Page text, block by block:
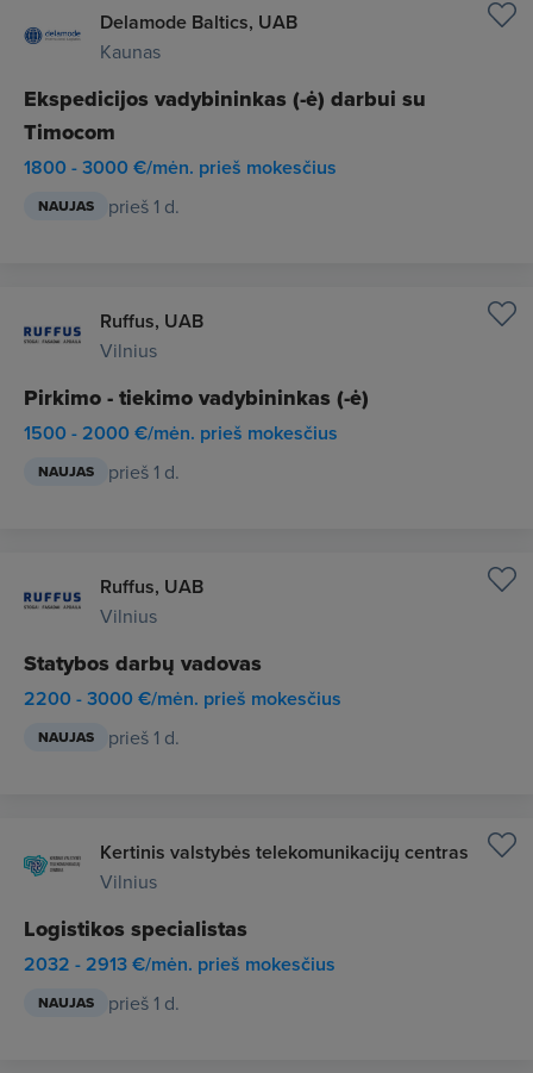
Delamode Baltics, UAB
Kaunas
Ekspedicijos vadybininkas (-ė) darbui su
Timocom
1800 - 3000 €/mėn. prieš mokesčius
NAUJAS prieš 1 d.
Ruffus, UAB
Vilnius
Pirkimo - tiekimo vadybininkas (-ė)
1500 - 2000 €/mėn. prieš mokesčius
NAUJAS prieš 1 d.
Ruffus, UAB
Vilnius
Statybos darbų vadovas
2200 - 3000 €/mėn. prieš mokesčius
NAUJAS prieš 1 d.
Kertinis valstybės telekomunikacijų centras
Vilnius
Logistikos specialistas
2032 - 2913 €/mėn. prieš mokesčius
NAUJAS prieš 1 d.